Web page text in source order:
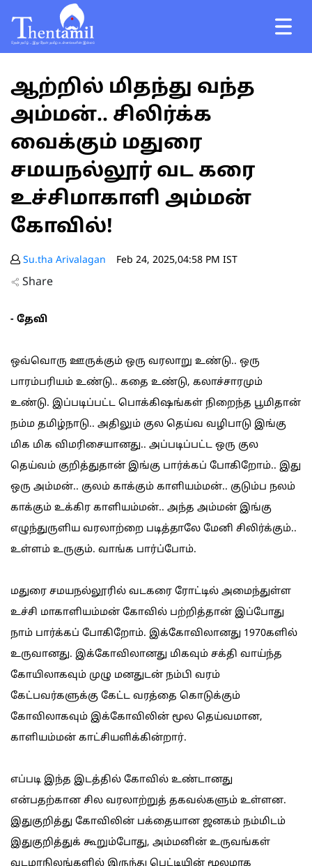
ஆற்றில் மிதந்து வந்த
அம்மன்.. சிலிர்க்க
வைக்கும் மதுரை
சமயநல்லூர் வட கரை
உச்சிமாகாளி அம்மன்
கோவில்!
Su.tha Arivalagan Feb 24, 2025,04:58 PM IST
Share
- தேவி
ஒவ்வொரு ஊருக்கும் ஒரு வரலாறு உண்டு.. ஒரு
பாரம்பரியம் உண்டு.. கதை உண்டு, கலாச்சாரமும்
உண்டு. இப்படிப்பட்ட பொக்கிஷங்கள் நிறைந்த பூமிதான்
நம்ம தமிழ்நாடு.. அதிலும் குல தெய்வ வழிபாடு இங்கு
மிக மிக விமரிசையானது.. அப்படிப்பட்ட ஒரு குல
தெய்வம் குறித்துதான் இங்கு பார்க்கப் போகிறோம்.. இது
ஒரு அம்மன்.. குலம் காக்கும் காளியம்மன்.. குடும்ப நலம்
காக்கும் உக்கிர காளியம்மன்.. அந்த அம்மன் இங்கு
எழுந்துருளிய வரலாற்றை படித்தாலே மேனி சிலிர்க்கும்..
உள்ளம் உருகும். வாங்க பார்ப்போம்.
மதுரை சமயநல்லூரில் வடகரை ரோட்டில் அமைந்துள்ள
உச்சி மாகாளியம்மன் கோவில் பற்றித்தான் இப்போது
நாம் பார்க்கப் போகிறோம். இக்கோவிலானது 1970களில்
உருவானது. இக்கோவிலானது மிகவும் சக்தி வாய்ந்த
கோயிலாகவும் முழு மனதுடன் நம்பி வரம்
கேட்பவர்களுக்கு கேட்ட வரத்தை கொடுக்கும்
கோவிலாகவும் இக்கோவிலின் மூல தெய்வமான,
காளியம்மன் காட்சியளிக்கின்றார்.
எப்படி இந்த இடத்தில் கோவில் உண்டானது
என்பதற்கான சில வரலாற்றுத் தகவல்களும் உள்ளன.
இதுகுறித்து கோவிலின் பக்தையான ஜனகம் நம்மிடம்
இதுகுறித்துக் கூறும்போது, அம்மனின் உருவங்கள்
வடமாநிலங்களில் இருந்து பெட்டியின் மூலமாக